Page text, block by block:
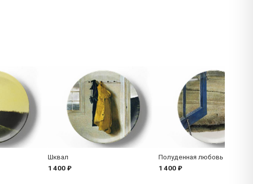
Шквал
1 400 ₽
Полуденная любовь
1 400 ₽